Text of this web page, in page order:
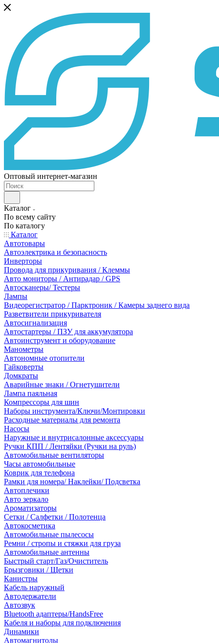
Оптовый интернет-магазин
Каталог
По всему сайту
По каталогу
Каталог
Автотовары
Автоэлектрика и безопасность
Инверторы
Провода для прикуривания / Клеммы
Авто мониторы / Антирадар / GPS
Автосканеры/ Тестеры
Лампы
Видеорегистратор / Парктроник / Камеры заднего вида
Разветвители прикуривателя
Автосигнализация
Автостартеры / ПЗУ для аккумулятора
Автоинструмент и оборудование
Манометры
Автономные отопители
Гайковерты
Домкраты
Аварийные знаки / Огнетушители
Лампа паяльная
Компрессоры для шин
Наборы инструмента/Ключи/Монтировки
Расходные материалы для ремонта
Насосы
Наружные и внутрисалонные аксессуары
Ручки КПП / Лентяйки (Ручки на руль)
Автомобильные вентиляторы
Часы автомобильные
Коврик для телефона
Рамки для номера/ Наклейки/ Подсветка
Автоплечики
Авто зеркало
Ароматизаторы
Сетки / Салфетки / Полотенца
Автокосметика
Автомобильные пылесосы
Ремни / стропы и стяжки для груза
Автомобильные антенны
Быстрый старт/Газ/Очиститель
Брызговики / Щетки
Канистры
Кабель наружный
Автодержатели
Автозвук
Bluetooth адаптеры/HandsFree
Кабеля и наборы для подключения
Динамики
Автомагнитолы